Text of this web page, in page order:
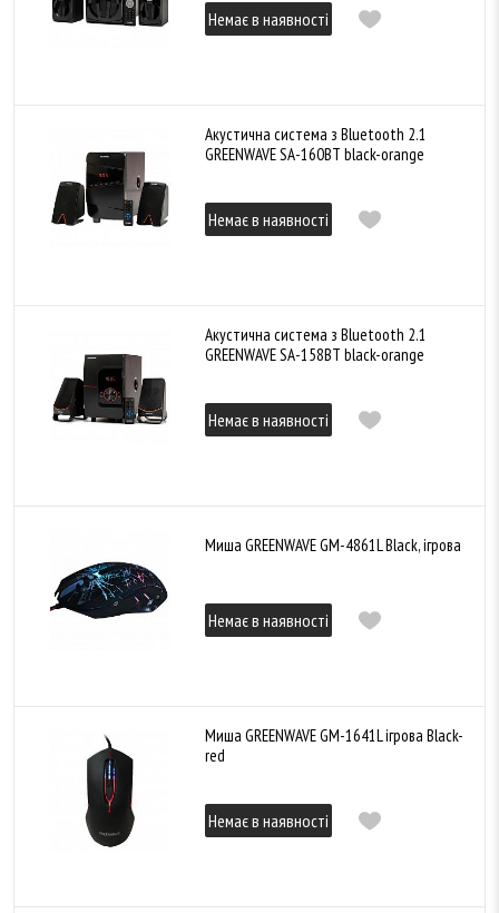
Немає в наявності
Акустична система з Bluetooth 2.1
GREENWAVE SA-160BT black-orange
Немає в наявності
Акустична система з Bluetooth 2.1
GREENWAVE SA-158BT black-orange
Немає в наявності
Миша GREENWAVE GM-4861L Black, ігрова
Немає в наявності
Миша GREENWAVE GM-1641L ігрова Black-
red
Немає в наявності